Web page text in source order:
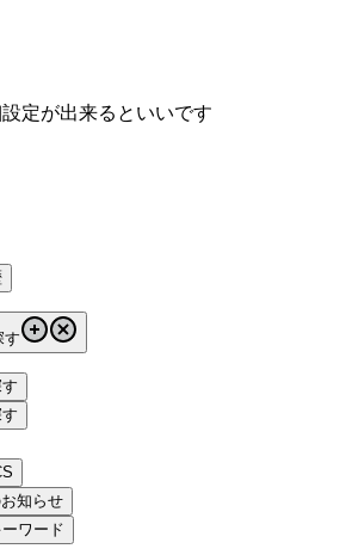
定が出来るといいです
す
知らせ
ワード